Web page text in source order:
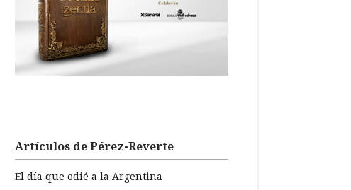
Artículos de Pérez-Reverte
El día que odié a la Argentina